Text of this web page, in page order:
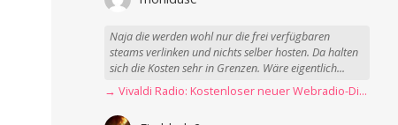
Naja die werden wohl nur die frei verfügbaren
steams verlinken und nichts selber hosten. Da halten
sich die Kosten sehr in Grenzen. Wäre eigentlich...